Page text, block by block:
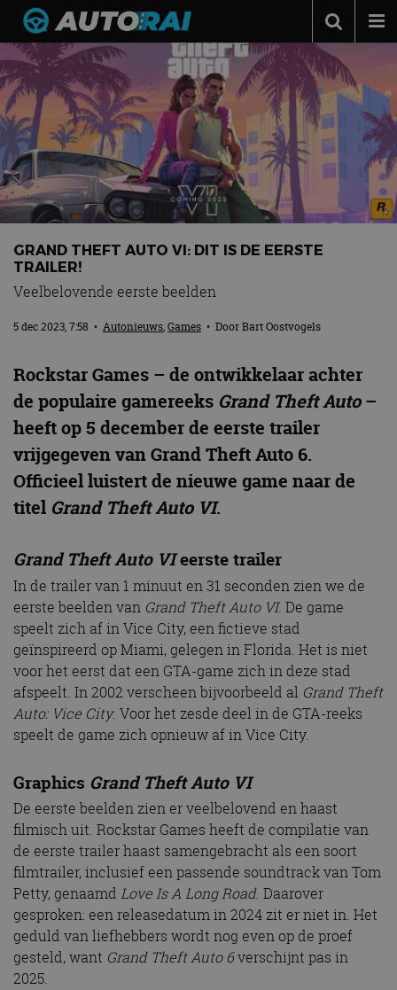
Autonieuws
Podcast
Autotests
Automerken
Adverteren
Contact
MotorRAI.nl
GRAND THEFT AUTO VI: DIT IS DE EERSTE
TRAILER!
Veelbelovende eerste beelden
5 dec 2023, 7:58 • Autonieuws,Games • DoorBart Oostvogels
Rockstar Games – de ontwikkelaar achter
de populaire gamereeks Grand Theft Auto–
heeft op 5 december de eerste trailer
vrijgegeven van Grand Theft Auto 6.
Officieel luistert de nieuwe game naar de
titel Grand Theft Auto VI.
Grand Theft Auto VIeerste trailer
In de trailer van 1 minuut en 31 seconden zien we de
eerste beelden van Grand Theft Auto VI. De game
speelt zich af in Vice City, een fictieve stad
geïnspireerd op Miami, gelegen in Florida. Het is niet
voor het eerst dat een GTA-game zich in deze stad
afspeelt. In 2002 verscheen bijvoorbeeld al Grand Theft
Auto: Vice City. Voor het zesde deel in de GTA-reeks
speelt de game zich opnieuw af in Vice City.
Graphics Grand Theft Auto VI
De eerste beelden zien er veelbelovend en haast
filmisch uit. Rockstar Games heeft de compilatie van
de eerste trailer haast samengebracht als een soort
filmtrailer, inclusief een passende soundtrack van Tom
Petty, genaamd Love Is A Long Road. Daarover
gesproken: een releasedatum in 2024 zit er niet in. Het
geduld van liefhebbers wordt nog even op de proef
gesteld, want Grand Theft Auto 6verschijnt pas in
2025.